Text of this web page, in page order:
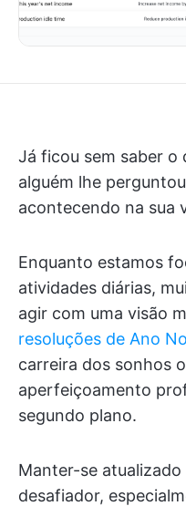
Já ficou sem saber o
alguém lhe
acontecendo na sua
Enquanto estamos
atividades diárias,
agir com uma visão
resoluções de Ano
carreira dos sonhos
aperfeiçoamento
segundo plano.
Manter-se
desafiador,